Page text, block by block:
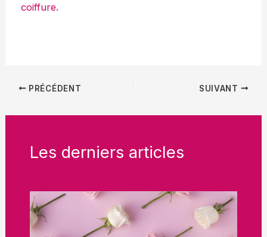
coiffure.
PRÉCÉDENT SUIVANT
Les derniers articles